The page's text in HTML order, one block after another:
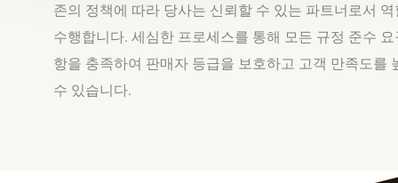
존의 정책에 따라 당사는 신뢰할 수 있는 파트너로서 역
수행합니다. 세심한 프로세스를 통해 모든 규정 준수 요
항을 충족하여 판매자 등급을 보호하고 고객 만족도를
수 있습니다.